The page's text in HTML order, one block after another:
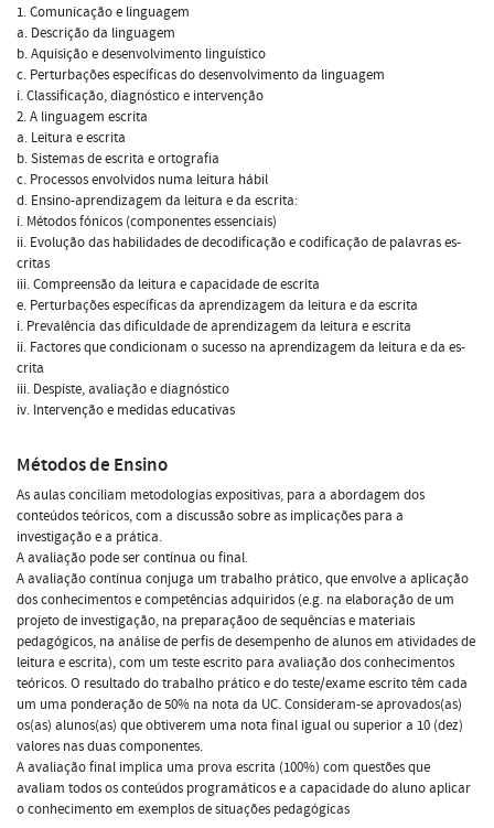
1. Comunicação e linguagem
a. Descrição da linguagem
b. Aquisição e desenvolvimento linguístico
c. Perturbações específicas do desenvolvimento da linguagem
i. Classificação, diagnóstico e intervenção
2. A linguagem escrita
a. Leitura e escrita
b. Sistemas de escrita e ortografia
c. Processos envolvidos numa leitura hábil
d. Ensino-aprendizagem da leitura e da escrita:
i. Métodos fónicos (componentes essenciais)
ii. Evolução das habilidades de decodificação e codificação de palavras es-
critas
iii. Compreensão da leitura e capacidade de escrita
e. Perturbações específicas da aprendizagem da leitura e da escrita
i. Prevalência das dificuldade de aprendizagem da leitura e escrita
ii. Factores que condicionam o sucesso na aprendizagem da leitura e da es-
crita
iii. Despiste, avaliação e diagnóstico
iv. Intervenção e medidas educativas
Métodos de Ensino
As aulas conciliam metodologias expositivas, para a abordagem dos
conteúdos teóricos, com a discussão sobre as implicações para a
investigação e a prática.
A avaliação pode ser contínua ou final.
A avaliação contínua conjuga um trabalho prático, que envolve a aplicação
dos conhecimentos e competências adquiridos (e.g. na elaboração de um
projeto de investigação, na preparaçãoo de sequências e materiais
pedagógicos, na análise de perfis de desempenho de alunos em atividades de
leitura e escrita), com um teste escrito para avaliação dos conhecimentos
teóricos. O resultado do trabalho prático e do teste/exame escrito têm cada
um uma ponderação de 50% na nota da UC. Consideram-se aprovados(as)
os(as) alunos(as) que obtiverem uma nota final igual ou superior a 10 (dez)
valores nas duas componentes.
A avaliação final implica uma prova escrita (100%) com questões que
avaliam todos os conteúdos programáticos e a capacidade do aluno aplicar
o conhecimento em exemplos de situações pedagógicas